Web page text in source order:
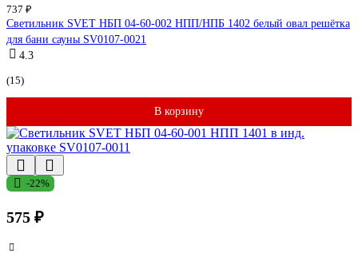
737 ₽
Светильник SVET НБП 04-60-002 НПП/НПБ 1402 белый овал решётка
для бани сауны SV0107-0021
4.3
(15)
В корзину
-22%
575 ₽